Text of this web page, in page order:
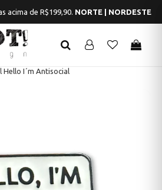
acima de R$199,90. NORTE | NORDESTE
Hello I´m Antisocial